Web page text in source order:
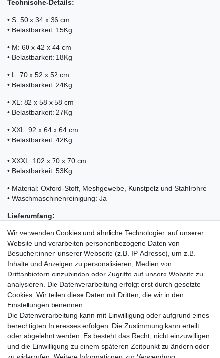
Technische-Details:
• S: 50 x 34 x 36 cm
• Belastbarkeit: 15Kg
• M: 60 x 42 x 44 cm
• Belastbarkeit: 18Kg
• L: 70 x 52 x 52 cm
• Belastbarkeit: 24Kg
• XL: 82 x 58 x 58 cm
• Belastbarkeit: 27Kg
• XXL: 92 x 64 x 64 cm
• Belastbarkeit: 42Kg
• XXXL: 102 x 70 x 70 cm
• Belastbarkeit: 53Kg
• Material: Oxford-Stoff, Meshgewebe, Kunstpelz und Stahlrohre
• Waschmaschinenreinigung: Ja
Lieferumfang:
• 1x Hundebox LOVPET
• 1x Faltnapf
• 1x Anleitung
Einkaufen
Zahlungsarten
Versandarten & -kosten
Warenkorb
Kasse
Widerrufsrecht
Wir verwenden Cookies und ähnliche Technologien auf unserer
Website und verarbeiten personenbezogene Daten von
Besucher:innen unserer Webseite (z.B. IP-Adresse), um z.B.
Inhalte und Anzeigen zu personalisieren, Medien von
Drittanbietern einzubinden oder Zugriffe auf unsere Website zu
analysieren. Die Datenverarbeitung erfolgt erst durch gesetzte
Cookies. Wir teilen diese Daten mit Dritten, die wir in den
Einstellungen benennen.
Die Datenverarbeitung kann mit Einwilligung oder aufgrund eines
berechtigten Interesses erfolgen. Die Zustimmung kann erteilt
oder abgelehnt werden. Es besteht das Recht, nicht einzuwilligen
und die Einwilligung zu einem späteren Zeitpunkt zu ändern oder